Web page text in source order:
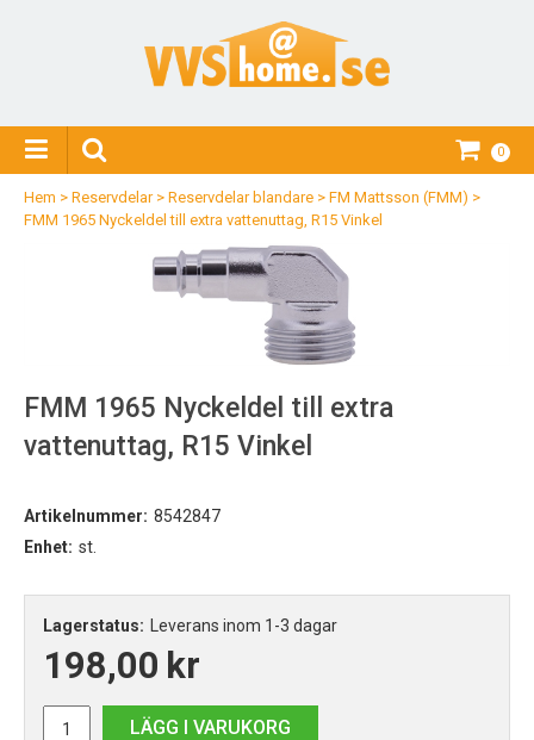
0
Hem > Reservdelar> Reservdelar blandare > FM Mattsson (FMM) >
FMM 1965 Nyckeldel till extra vattenuttag, R15 Vinkel
FMM 1965 Nyckeldel till extra
vattenuttag, R15 Vinkel
Artikelnummer: 8542847
Enhet: st.
Lagerstatus: Leverans inom 1-3 dagar
198,00 kr
LÄGG I VARUKORG